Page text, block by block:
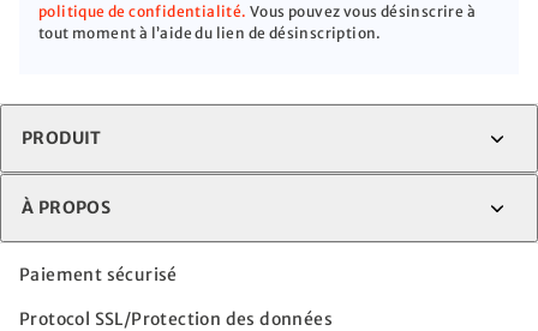
politique de confidentialité. Vous pouvez vous désinscrire à
tout moment à l’aide du lien de désinscription.
PRODUIT
À PROPOS
Paiement sécurisé
Protocol SSL/Protection des données